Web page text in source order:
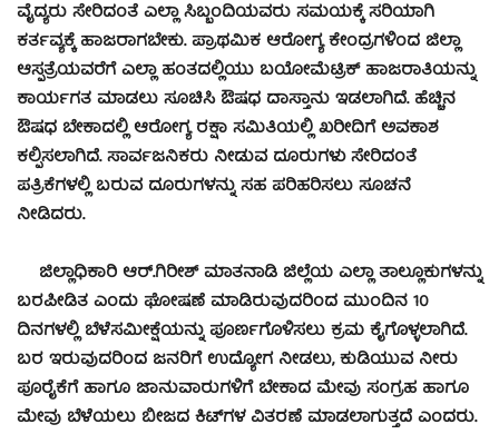
ವೈದ್ಯರು ಸೇರಿದಂತೆ ಎಲ್ಲಾ ಸಿಬ್ಬಂದಿಯವರು ಸಮಯಕ್ಕೆ ಸರಿಯಾಗಿ
ಕರ್ತವ್ಯಕ್ಕೆ ಹಾಜರಾಗಬೇಕು. ಪ್ರಾಥಮಿಕ ಆರೋಗ್ಯ ಕೇಂದ್ರಗಳಿಂದ ಜಿಲ್ಲಾ
ಆಸ್ಪತ್ರೆಯವರೆಗೆ ಎಲ್ಲಾ ಹಂತದಲ್ಲಿಯು ಬಯೋಮೆಟ್ರಿಕ್ ಹಾಜರಾತಿಯನ್ನು
ಕಾರ್ಯಗತ ಮಾಡಲು ಸೂಚಿಸಿ ಔಷಧ ದಾಸ್ತಾನು ಇಡಲಾಗಿದೆ. ಹೆಚ್ಚಿನ
ಔಷಧ ಬೇಕಾದಲ್ಲಿ ಆರೋಗ್ಯ ರಕ್ಷಾ ಸಮಿತಿಯಲ್ಲಿ ಖರೀದಿಗೆ ಅವಕಾಶ
ಕಲ್ಪಿಸಲಾಗಿದೆ. ಸಾರ್ವಜನಿಕರು ನೀಡುವ ದೂರುಗಳು ಸೇರಿದಂತೆ
ಪತ್ರಿಕೆಗಳಲ್ಲಿ ಬರುವ ದೂರುಗಳನ್ನು ಸಹ ಪರಿಹರಿಸಲು ಸೂಚನೆ
ನೀಡಿದರು.
ಜಿಲ್ಲಾಧಿಕಾರಿ ಆರ್.ಗಿರೀಶ್ ಮಾತನಾಡಿ ಜಿಲ್ಲೆಯ ಎಲ್ಲಾ ತಾಲ್ಲೂಕುಗಳನ್ನು
ಬರಪೀಡಿತ ಎಂದು ಘೋಷಣೆ ಮಾಡಿರುವುದರಿಂದ ಮುಂದಿನ 10
ದಿನಗಳಲ್ಲಿ ಬೆಳೆಸಮೀಕ್ಷೆಯನ್ನು ಪೂರ್ಣಗೊಳಿಸಲು ಕ್ರಮ ಕೈಗೊಳ್ಳಲಾಗಿದೆ.
ಬರ ಇರುವುದರಿಂದ ಜನರಿಗೆ ಉದ್ಯೋಗ ನೀಡಲು, ಕುಡಿಯುವ ನೀರು
ಪೂರೈಕೆಗೆ ಹಾಗೂ ಜಾನುವಾರುಗಳಿಗೆ ಬೇಕಾದ ಮೇವು ಸಂಗ್ರಹ ಹಾಗೂ
ಮೇವು ಬೆಳೆಯಲು ಬೀಜದ ಕಿಟ್‍ಗಳ ವಿತರಣೆ ಮಾಡಲಾಗುತ್ತದೆ ಎಂದರು.